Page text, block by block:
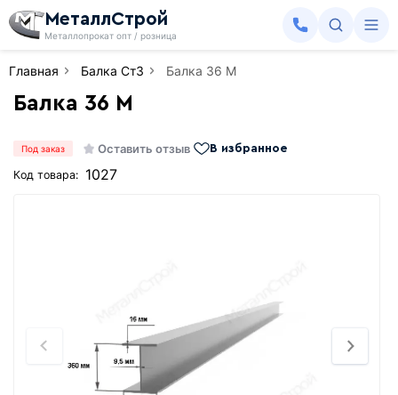
МеталлСтрой
Металлопрокат опт / розница
Главная Балка Ст3 Балка 36 М
Балка 36 М
Под заказ Оставить отзыв В избранное
Код товара: 1027